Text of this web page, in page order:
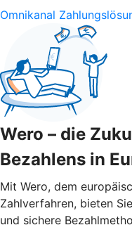
Omnikanal
Wero – die
Bezahlens in
Mit Wero, dem
Zahlverfahren, bieten
und sichere